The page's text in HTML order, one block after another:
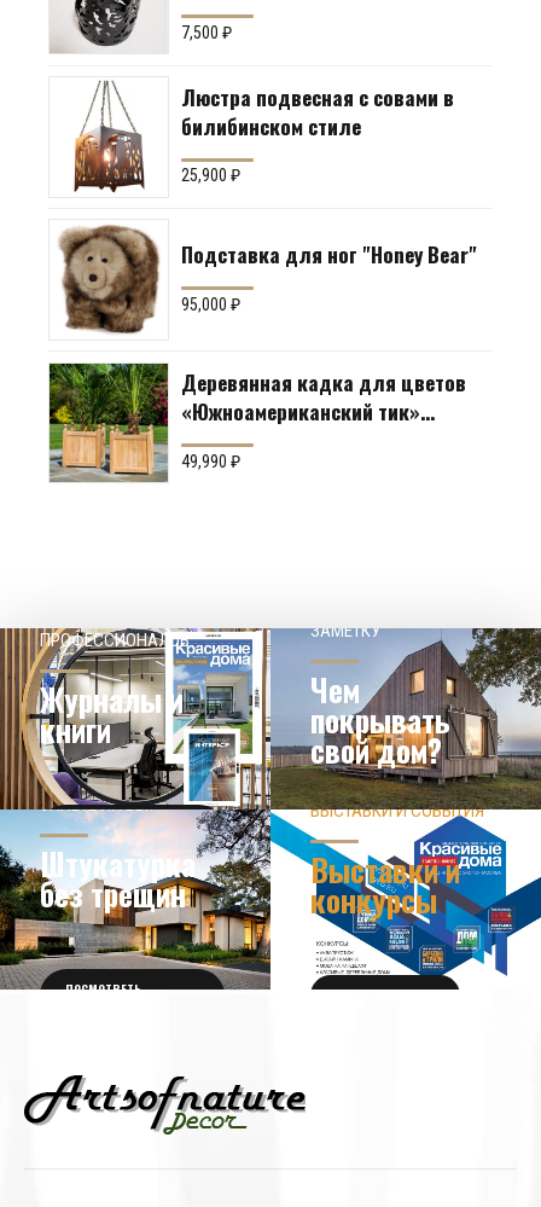
7,500₽
Люстра подвесная с совами в
билибинском стиле
25,900₽
Подставка для ног "Honey Bear"
95,000₽
Деревянная кадка для цветов
«Южноамериканский тик»
Производство: Англия
49,990₽
ПРОФЕССИОНАЛОВ
Журналы и
книги
НОВОСТИ ИЗ МИРА
ДИЗАЙНА
ЗАМЕТКУ
Чем
покрывать
свой дом?
УЗНАТЬ БОЛЬШЕ
ЗНАЕТЕ ЛИ ВЫ?
Штукатурка
без трещин
ПОСМОТРЕТЬ
ВЫСТАВКИ И СОБЫТИЯ
Выставки и
конкурсы
ПОЛУЧИТЬ БИЛЕТ